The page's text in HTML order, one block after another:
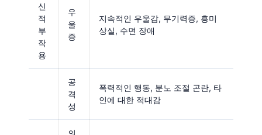
신
적
부
작
용
우
울
증
지속적인 우울감, 무기력증, 흥미
상실, 수면 장애
공
격
성
폭력적인 행동, 분노 조절 곤란, 타
인에 대한 적대감
의